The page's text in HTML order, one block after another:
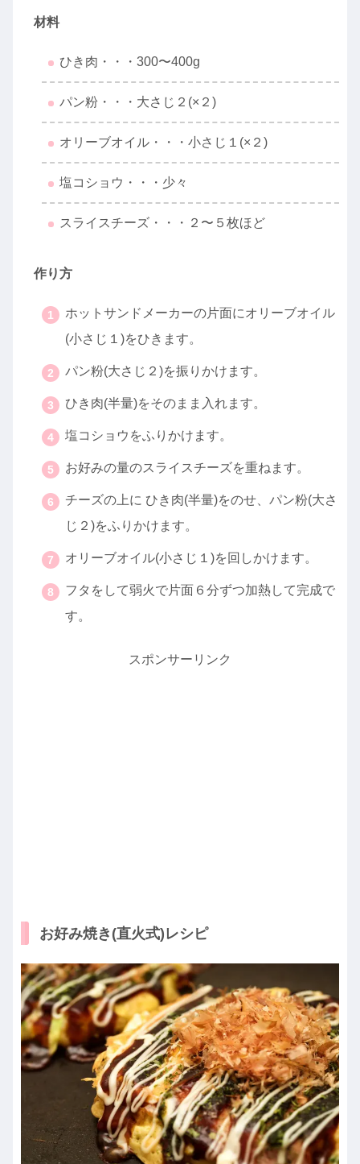
材料
ひき肉・・・300〜400g
パン粉・・・大さじ２(×２)
オリーブオイル・・・小さじ１(×２)
塩コショウ・・・少々
スライスチーズ・・・２〜５枚ほど
作り方
ホットサンドメーカーの片面にオリーブオイル
(小さじ１)をひきます。
パン粉(大さじ２)を振りかけます。
ひき肉(半量)をそのまま入れます。
塩コショウをふりかけます。
お好みの量のスライスチーズを重ねます。
チーズの上に ひき肉(半量)をのせ、パン粉(大さ
じ２)をふりかけます。
オリーブオイル(小さじ１)を回しかけます。
フタをして弱火で片面６分ずつ加熱して完成で
す。
スポンサーリンク
お好み焼き(直火式)レシピ